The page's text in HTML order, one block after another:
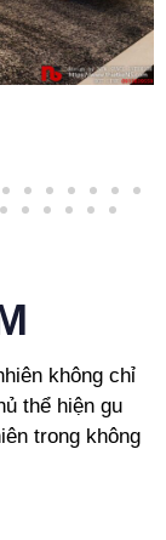
không chỉ
thể hiện gu
trong không